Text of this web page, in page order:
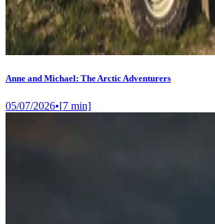
Anne and Michael: The Arctic Adventurers
05/07/2026•[7 min]